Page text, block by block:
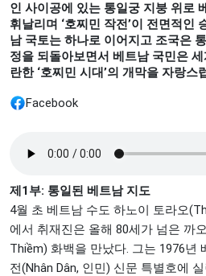
인 사이공에 있는 통일궁 지붕 위로
휘날리며 ‘호찌민 작전’이 전면적인
남 국토는 하나로 이어지고 조국은
정을 되돌아보면서 베트남 국민은
란한 ‘호찌민 시대’의 개막을 자랑스
Facebook
제1부: 통일된 베트남 지도
4월 초 베트남 수도 하노이 토라오
에서 취재진은 올해 80세가 넘은 까
Thiềm) 화백을 만났다. 그는 1976년
전(Nhân Dân, 인민) 신문 특별호에